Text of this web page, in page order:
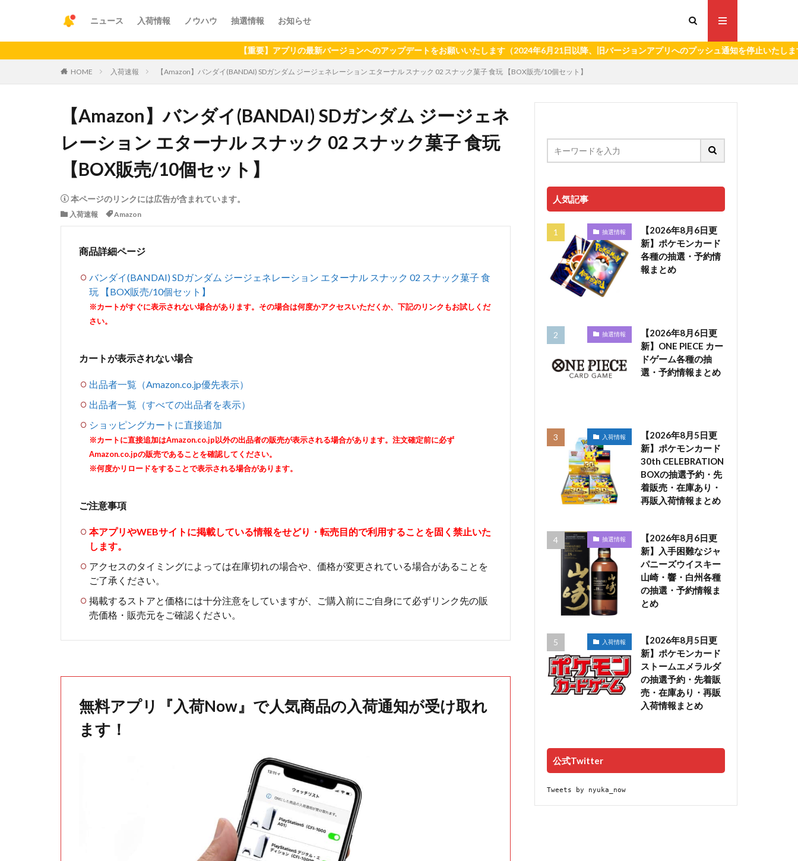
ニュース 入荷情報 ノウハウ 抽選情報 お知らせ
【重要】アプリの最新バージョンへのアップデートをお願いいたします（2024年6月21日以降、旧バージョンアプリへのプッシュ通知を停止いたします。）
HOME 入荷速報 【Amazon】バンダイ(BANDAI) SDガンダム ジージェネレーション エターナル スナック 02 スナック菓子 食玩 【BOX販売/10個セット】
【Amazon】バンダイ(BANDAI) SDガンダム ジージェネ
レーション エターナル スナック 02 スナック菓子 食玩
【BOX販売/10個セット】
本ページのリンクには広告が含まれています。
入荷速報 Amazon
商品詳細ページ
バンダイ(BANDAI) SDガンダム ジージェネレーション エターナル スナック 02 スナック菓子 食
玩 【BOX販売/10個セット】
※カートがすぐに表示されない場合があります。その場合は何度かアクセスいただくか、下記のリンクもお試しくだ
さい。
カートが表示されない場合
出品者一覧（Amazon.co.jp優先表示）
出品者一覧（すべての出品者を表示）
ショッピングカートに直接追加
※カートに直接追加はAmazon.co.jp以外の出品者の販売が表示される場合があります。注文確定前に必ず
Amazon.co.jpの販売であることを確認してください。
※何度かリロードをすることで表示される場合があります。
ご注意事項
本アプリやWEBサイトに掲載している情報をせどり・転売目的で利用することを固く禁止いた
します。
アクセスのタイミングによっては在庫切れの場合や、価格が変更されている場合があることを
ご了承ください。
掲載するストアと価格には十分注意をしていますが、ご購入前にご自身にて必ずリンク先の販
売価格・販売元をご確認ください。
無料アプリ『入荷Now』で人気商品の入荷通知が受け取れ
ます！
人気記事
抽選情報
【2026年8月6日更
新】ポケモンカード
各種の抽選・予約情
報まとめ
抽選情報
【2026年8月6日更
新】ONE PIECE カー
ドゲーム各種の抽
選・予約情報まとめ
入荷情報
【2026年8月5日更
新】ポケモンカード
30th CELEBRATION
BOXの抽選予約・先
着販売・在庫あり・
再販入荷情報まとめ
抽選情報
【2026年8月6日更
新】入手困難なジャ
パニーズウイスキー
山崎・響・白州各種
の抽選・予約情報ま
とめ
入荷情報
【2026年8月5日更
新】ポケモンカード
ストームエメラルダ
の抽選予約・先着販
売・在庫あり・再販
入荷情報まとめ
公式Twitter
Tweets by nyuka_now